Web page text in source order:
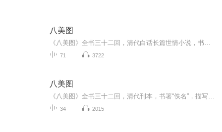
八美图
71 3722
八美图
34 2015